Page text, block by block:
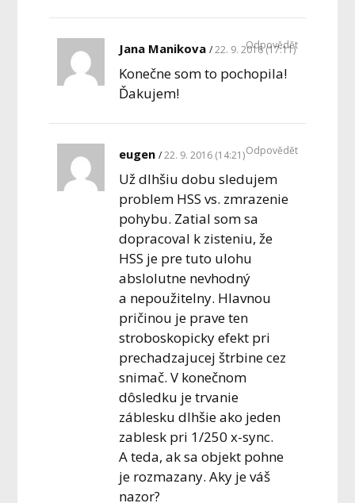
Jana Manikova 22. 9. 2016 (17:11)
Konečne som to pochopila!
Ďakujem!
Odpovědět
eugen 22. 9. 2016 (14:21)
Už dlhšiu dobu sledujem
problem HSS vs. zmrazenie
pohybu. Zatial som sa
dopracoval k zisteniu, že
HSS je pre tuto ulohu
abslolutne nevhodný
a nepoužitelny. Hlavnou
pričinou je prave ten
stroboskopicky efekt pri
prechadzajucej štrbine cez
snimač. V konečnom
dôsledku je trvanie
záblesku dlhšie ako jeden
zablesk pri 1/250 x-sync.
A teda, ak sa objekt pohne
je rozmazany. Aky je váš
nazor?
Odpovědět